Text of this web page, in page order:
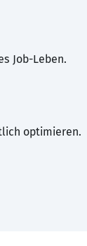
Job-Leben.
optimieren.